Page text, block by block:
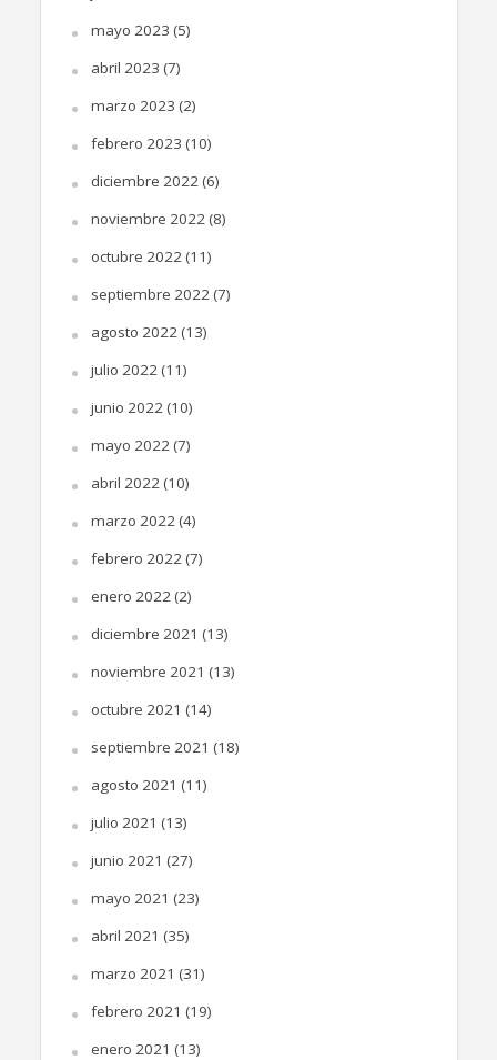
mayo 2023 (5)
abril 2023 (7)
marzo 2023 (2)
febrero 2023 (10)
diciembre 2022(6)
noviembre 2022(8)
octubre 2022(11)
septiembre 2022(7)
agosto 2022(13)
julio 2022(11)
junio 2022(10)
mayo 2022(7)
abril 2022(10)
marzo 2022(4)
febrero 2022(7)
enero 2022(2)
diciembre 2021 (13)
noviembre 2021 (13)
octubre 2021 (14)
septiembre 2021 (18)
agosto 2021 (11)
julio 2021 (13)
junio 2021 (27)
mayo 2021 (23)
abril 2021 (35)
marzo 2021 (31)
febrero 2021 (19)
enero 2021 (13)